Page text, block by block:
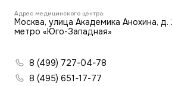
Адрес медицинского центра:
Москва, улица Академика Анохина, д.
метро «Юго-Западная»
8 (499) 727-04-78
8 (495) 651-17-77